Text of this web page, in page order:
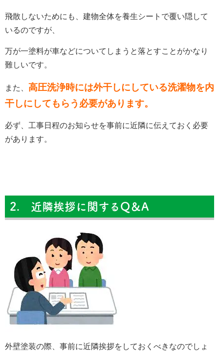
飛散しないためにも、建物全体を養生シートで覆い隠して
いるのですが、
万が一塗料が車などについてしまうと落とすことがかなり
難しいです。
また、 高圧洗浄時には外干しにしている洗濯物を内
干しにしてもらう必要があります。
必ず、工事日程のお知らせを事前に近隣に伝えておく必要
があります。
2. 近隣挨拶に関するQ＆A
外壁塗装の際、事前に近隣挨拶をしておくべきなのでしょ